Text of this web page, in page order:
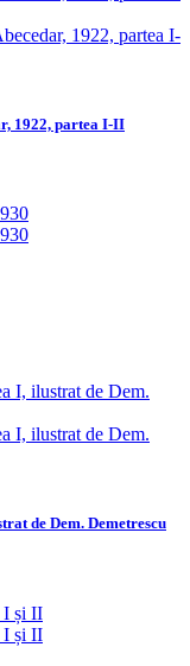
1922, partea I-II
de Dem. Demetrescu